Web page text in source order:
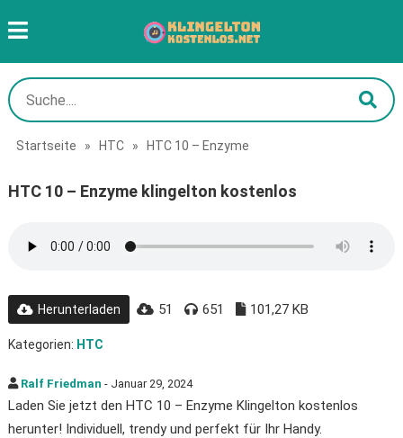
Startseite » HTC » HTC 10 – Enzyme
HTC 10 – Enzyme klingelton kostenlos
Herunterladen 51 651 101,27 KB
Kategorien: HTC
Ralf Friedman - Januar 29, 2024
Laden Sie jetzt den HTC 10 – Enzyme Klingelton kostenlos
herunter! Individuell, trendy und perfekt für Ihr Handy.